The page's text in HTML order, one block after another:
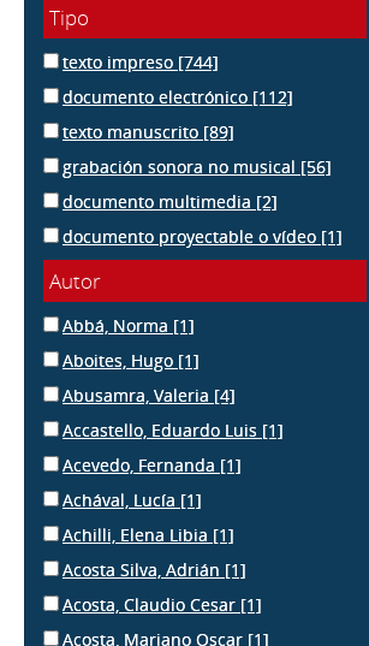
Tipo
texto impreso [744]
documento electrónico [112]
texto manuscrito [89]
grabación sonora no musical [56]
documento multimedia [2]
documento proyectable o vídeo [1]
Autor
Abbá, Norma [1]
Aboites, Hugo [1]
Abusamra, Valeria [4]
Accastello, Eduardo Luis [1]
Acevedo, Fernanda [1]
Achával, Lucía [1]
Achilli, Elena Libia [1]
Acosta Silva, Adrián [1]
Acosta, Claudio Cesar [1]
Acosta, Mariano Oscar [1]